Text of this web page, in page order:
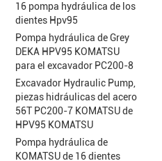
16 pompa hydráulica de los
dientes Hpv95
Pompa hydráulica de Grey
DEKA HPV95 KOMATSU
para el excavador PC200-8
Excavador Hydraulic Pump,
piezas hidráulicas del acero
56T PC200-7 KOMATSU de
HPV95 KOMATSU
Pompa hydráulica de
KOMATSU de 16 dientes